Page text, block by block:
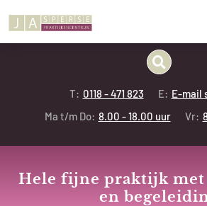
T: 0118 - 471 823 E: E-mail
Ma t/m Do: 8.00 - 18.00 uur Vr:
Hele fijne praktijk met
en